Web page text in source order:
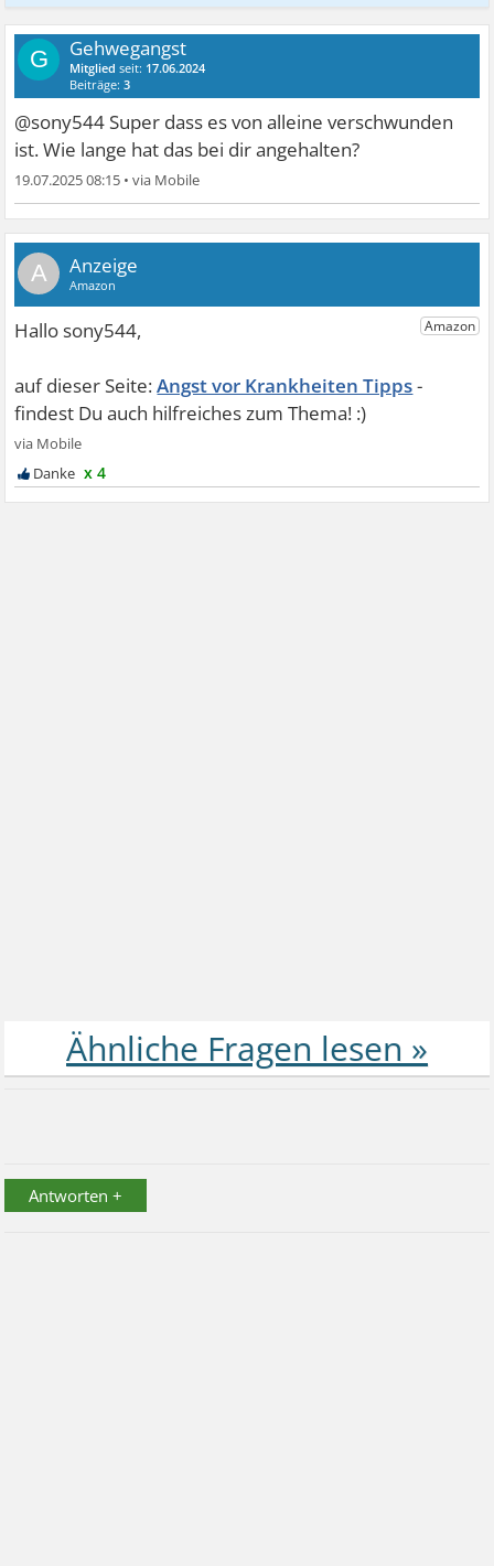
G Gehwegangst
Mitglied seit: 17.06.2024
Beiträge:3
@sony544 Super dass es von alleine verschwunden
ist. Wie lange hat das bei dir angehalten?
19.07.2025 08:15 •
A
Angst vor Krankheiten Tipps
x 4
Antworten +